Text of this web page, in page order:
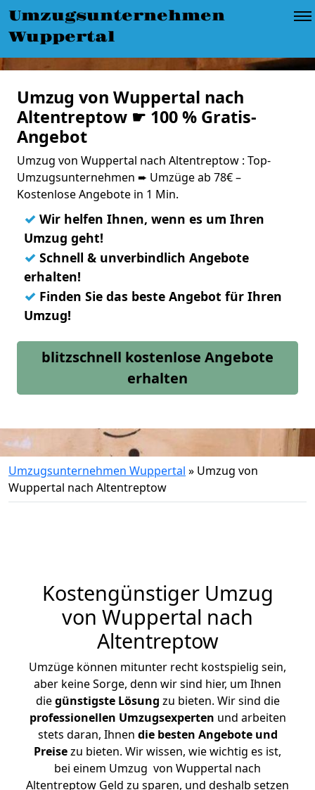
Umzugsunternehmen
Wuppertal
Umzug von Wuppertal nach
Altentreptow ☛ 100 % Gratis-
Angebot
Umzug von Wuppertal nach Altentreptow : Top-
Umzugsunternehmen ➨ Umzüge ab 78€ –
Kostenlose Angebote in 1 Min.
✓ Wir helfen Ihnen, wenn es um Ihren
Umzug geht!
✓ Schnell & unverbindlich Angebote
erhalten!
✓ Finden Sie das beste Angebot für Ihren
Umzug!
blitzschnell kostenlose Angebote
erhalten
Umzugsunternehmen Wuppertal » Umzug von
Wuppertal nach Altentreptow
Kostengünstiger Umzug
von Wuppertal nach
Altentreptow
Umzüge können mitunter recht kostspielig sein,
aber keine Sorge, denn wir sind hier, um Ihnen
diegünstigste Lösung zu bieten. Wir sind die
professionellen Umzugsexperten und arbeiten
stets daran, Ihnen die besten Angebote und
Preisezu bieten. Wir wissen, wie wichtig es ist,
bei einem Umzug von Wuppertal nach
Altentreptow Geld zu sparen, und deshalb setzen